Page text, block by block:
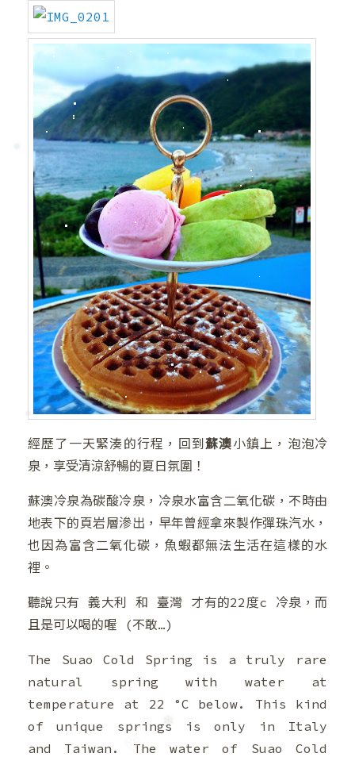
經歷了一天緊湊的行程，回到蘇澳小鎮上，泡泡冷
泉，享受清涼舒暢的夏日氛圍！
蘇澳冷泉為碳酸冷泉，冷泉水富含二氧化碳，不時由
地表下的頁岩層滲出，早年曾經拿來製作彈珠汽水，
也因為富含二氧化碳，魚蝦都無法生活在這樣的水
裡。
聽說只有 義大利 和 臺灣 才有的22度c 冷泉，而
且是可以喝的喔 (不敢…)
The Suao Cold Spring is a truly rare
natural spring with water at
temperature at 22 °C below. This kind
of unique springs is only in Italy
and Taiwan. The water of Suao Cold
❄